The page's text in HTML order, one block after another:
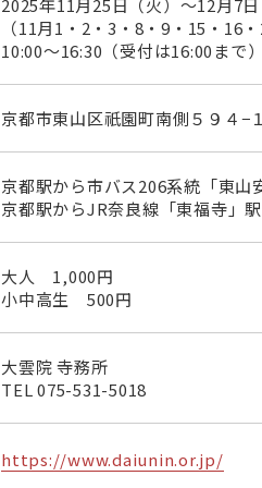
2025年11月25日（火）～12月7
（11月1・2・3・8・9・15・16
10:00～16:30（受付は16:00まで）
京都市東山区祇園町南側５９４−１
京都駅から市バス206系統「東山
京都駅からJR奈良線「東福寺」
大人 1,000円
小中高生 500円
大雲院 寺務所
TEL075-531-5018
https://www.daiunin.or.jp/